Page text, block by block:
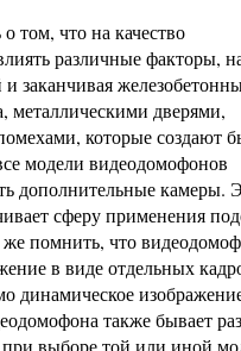
том, что на качество
различные факторы,
заканчивая
металлическими дверями,
которые создают
модели видеодомофонов
дополнительные камеры.
сферу применения
же помнить, что
в виде отдельных
динамическое
также бывает
выборе той или иной